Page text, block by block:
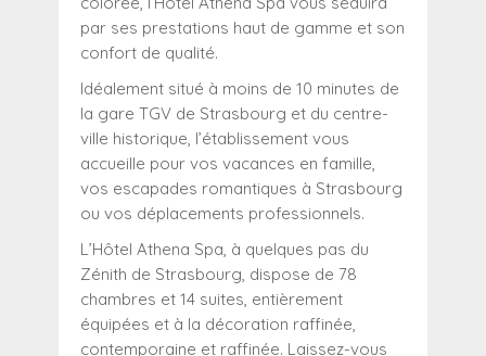
par ses prestations haut de gamme et son
confort de qualité.
Idéalement situé à moins de 10 minutes de
la gare TGV de Strasbourg et du centre-
ville historique, l’établissement vous
accueille pour vos vacances en famille,
vos escapades romantiques à Strasbourg
ou vos déplacements professionnels.
L’Hôtel Athena Spa, à quelques pas du
Zénith de Strasbourg, dispose de 78
chambres et 14 suites, entièrement
équipées et à la décoration raffinée,
contemporaine et raffinée. Laissez-vous